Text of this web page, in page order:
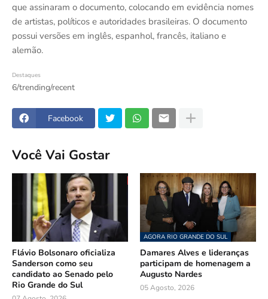
que assinaram o documento, colocando em evidência nomes
de artistas, políticos e autoridades brasileiras. O documento
possui versões em inglês, espanhol, francês, italiano e
alemão.
Destaques
6/trending/recent
Facebook
Você Vai Gostar
Flávio Bolsonaro oficializa
Sanderson como seu
candidato ao Senado pelo
Rio Grande do Sul
AGORA RIO GRANDE DO SUL
Damares Alves e lideranças
participam de homenagem a
Augusto Nardes
05 Agosto, 2026